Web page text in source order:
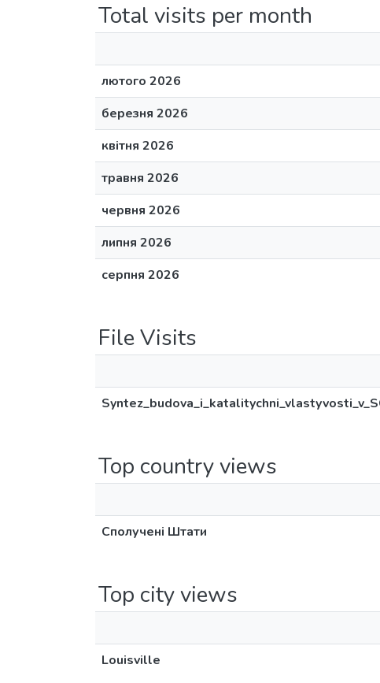
Total visits per month
лютого 2026
березня 2026
квітня 2026
травня 2026
червня 2026
липня 2026
серпня 2026
File Visits
Top country views
Сполучені Штати
Top city views
Louisville